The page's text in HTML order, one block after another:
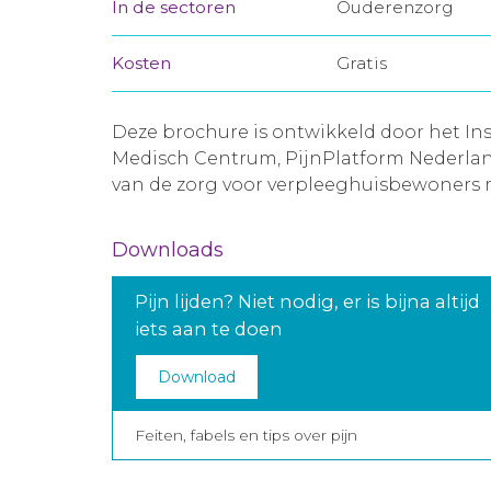
In de sectoren Ouderenzorg
Kosten Gratis
Deze brochure is ontwikkeld door het
Medisch Centrum, PijnPlatform
van de zorg voor
Downloads
Pijn lijden? Niet nodig, er is bijna altijd
iets aan te doen
Download
Feiten, fabels en tips over pijn